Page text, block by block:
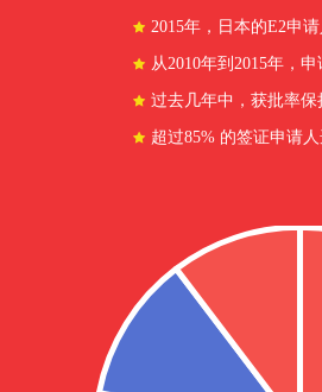
2015年，日本的E2申
从2010年到2015年，
过去几年中，获批率保
超过85% 的签证申请